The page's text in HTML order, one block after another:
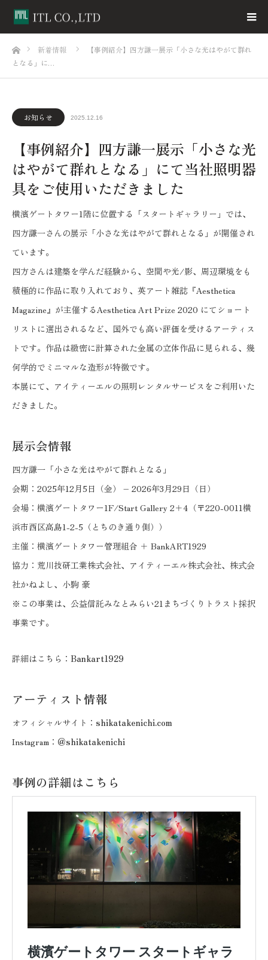
ホーム新着情報
【事例紹介】四方謙一展示「小さな光はやがて群れ
となる」に…
お知らせ 2025.12.16
【事例紹介】四方謙一展示「小さな光
はやがて群れとなる」にて当社照明器
具をご使用いただきました
横濱ゲートタワー1階に位置する「スタートギャラリー」では、
四方謙一さんの展示「小さな光はやがて群れとなる」が開催され
ています。
四方さんは建築を学んだ経験から、空間や光/影、周辺環境をも
積極的に作品に取り入れており、英アート雑誌『Aesthetica
Magazine』が主催するAesthetica Art Prize 2020 にてショート
リストに選出されるなど、国外でも高い評価を受けるアーティス
トです。作品は緻密に計算された金属の立体作品に見られる、幾
何学的でミニマルな造形が特徴です。
本展にて、アイティーエルの照明レンタルサービスをご利用いた
だきました。
展示会情報
四方謙一「小さな光はやがて群れとなる」
会期：2025年12月5日（金） – 2026年3月29日（日）
会場：横濱ゲートタワー1F/Start Gallery 2＋4（〒220-0011横
浜市西区高島1-2-5（とちのき通り側））
主催：横濱ゲートタワー管理組合 ＋ BankART1929
協力：荒川技研工業株式会社、アイティーエル株式会社、株式会
社かねよし、小駒 豪
※この事業は、公益信託みなとみらい21まちづくりトラスト採択
事業です。
詳細はこちら： Bankart1929
アーティスト情報
オフィシャルサイト： shikatakenichi.com
Instagram： ＠shikatakenichi
事例の詳細はこちら